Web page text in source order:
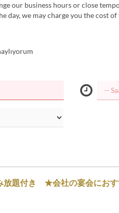
our business hours or close
day, we may charge you the cost of
放題付き ★会社の宴会にお